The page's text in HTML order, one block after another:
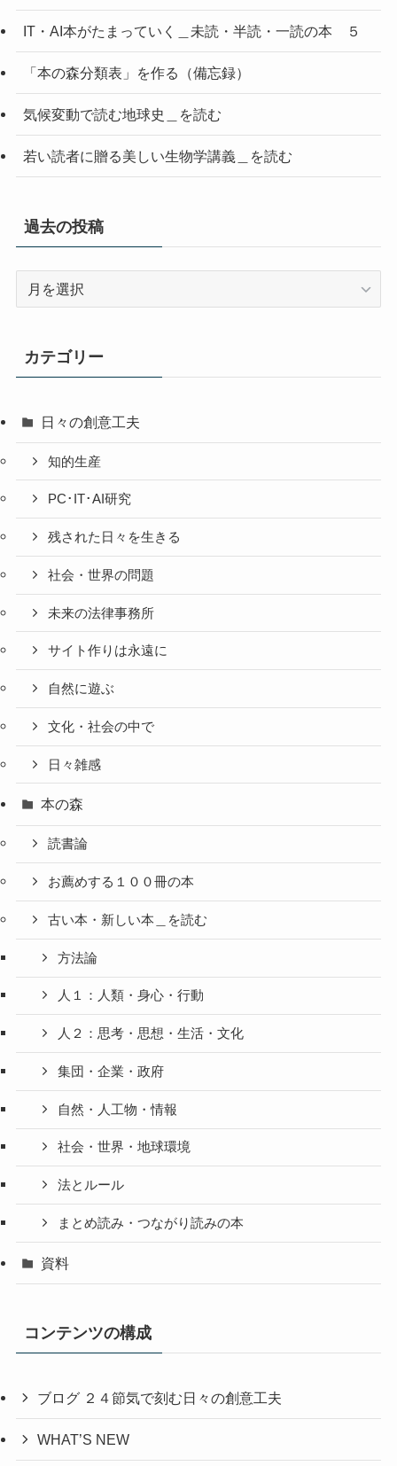
IT・AI本がたまっていく＿未読・半読・一読の本 ５
「本の森分類表」を作る（備忘録）
気候変動で読む地球史＿を読む
若い読者に贈る美しい生物学講義＿を読む
過去の投稿
稿
カテゴリー
日々の創意工夫
知的生産
PC･IT･AI研究
残された日々を生きる
社会・世界の問題
未来の法律事務所
サイト作りは永遠に
自然に遊ぶ
文化・社会の中で
日々雑感
本の森
読書論
お薦めする１００冊の本
古い本・新しい本＿を読む
方法論
人１：人類・身心・行動
人２：思考・思想・生活・文化
集団・企業・政府
自然・人工物・情報
社会・世界・地球環境
法とルール
まとめ読み・つながり読みの本
資料
コンテンツの構成
ブログ ２４節気で刻む日々の創意工夫
WHAT’S NEW